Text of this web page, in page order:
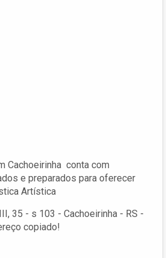
Cachoeirinha conta com
e preparados para oferecer
Artística
35 - s 103 - Cachoeirinha - RS -
copiado!